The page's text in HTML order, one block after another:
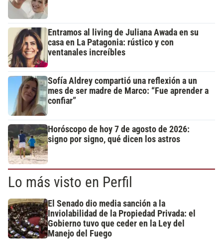
Entramos al living de Juliana Awada en su
casa en La Patagonia: rústico y con
ventanales increíbles
Sofía Aldrey compartió una reflexión a un
mes de ser madre de Marco: “Fue aprender a
confiar”
Horóscopo de hoy 7 de agosto de 2026:
signo por signo, qué dicen los astros
Lo más visto en Perfil
El Senado dio media sanción a la
Inviolabilidad de la Propiedad Privada: el
Gobierno tuvo que ceder en la Ley del
Manejo del Fuego